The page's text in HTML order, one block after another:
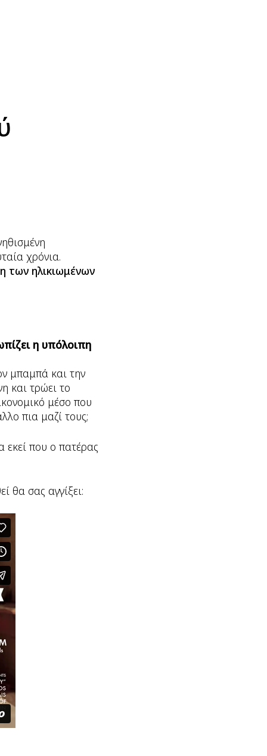
χρόνια.
των ηλικιωμένων
η υπόλοιπη
μπαμπά και την
και τρώει το
μέσο που
πια μαζί τους;
εκεί που ο πατέρας
θα σας αγγίξει: